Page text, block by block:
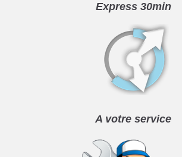
Express 30min
A votre service